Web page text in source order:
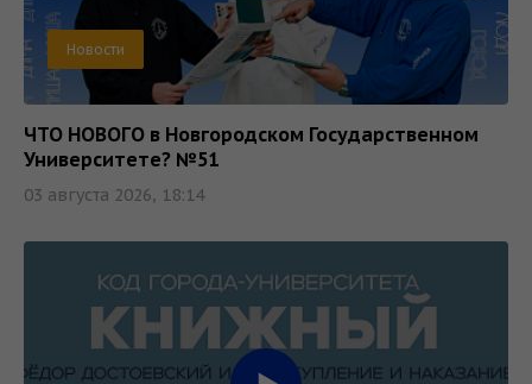
Новости
ЧТО НОВОГО в Новгородском Государственном
Университете? №51
03 августа 2026, 18:14